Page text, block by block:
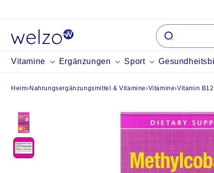
Vitamine Ergänzungen Sport
Heim› Nahrungsergänzungsmittel & Vitamine›Vitamine›Vitamin B12